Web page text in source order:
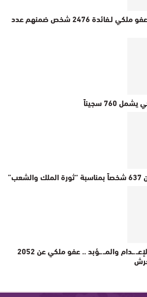
بمناسبة عيد العرش .. عفو ملكي لـفائدة 2476 شخص ضمنهم عدد
سجيناً
ضمنهم محـ..ـكومون بالإعـ..ـدام والمـ..ـؤبد .. عفو ملكي عن 2052